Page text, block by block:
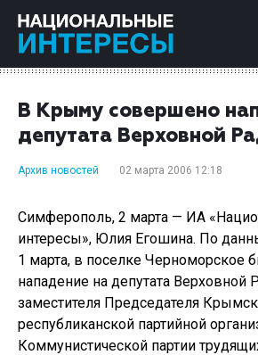
В Крыму совершено
депутата Верховной
Архив новостей 02 марта 2006 12:18
Симферополь, 2 марта — ИА
интересы», Юлия Егошина. По
1 марта, в поселке Черноморское
нападение на депутата
заместителя Председателя
республиканской партийной
Коммунистической партии